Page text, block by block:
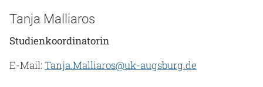
Tanja Malliaros
Studienkoordinatorin
E-Mail:Tanja.Malliaros@uk-augsburg.de